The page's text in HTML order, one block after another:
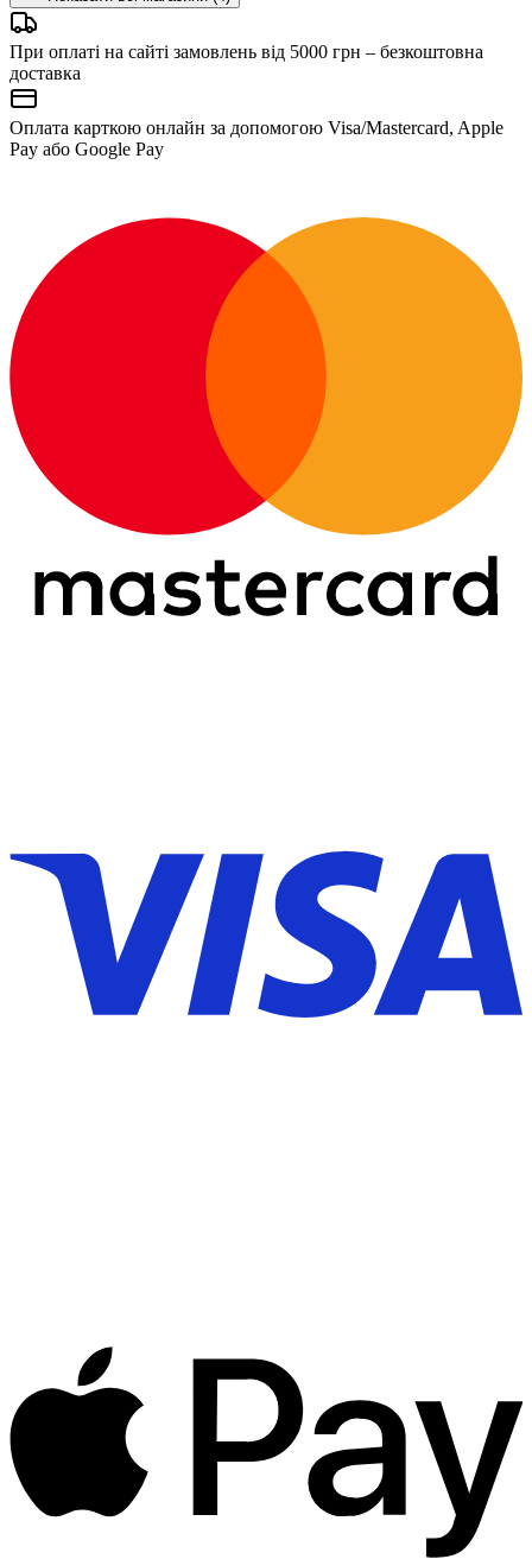
При оплаті на сайті замовлень від 5000 грн – безкоштовна
доставка
Оплата карткою онлайн за допомогою Visa/Mastercard, Apple
Pay або Google Pay